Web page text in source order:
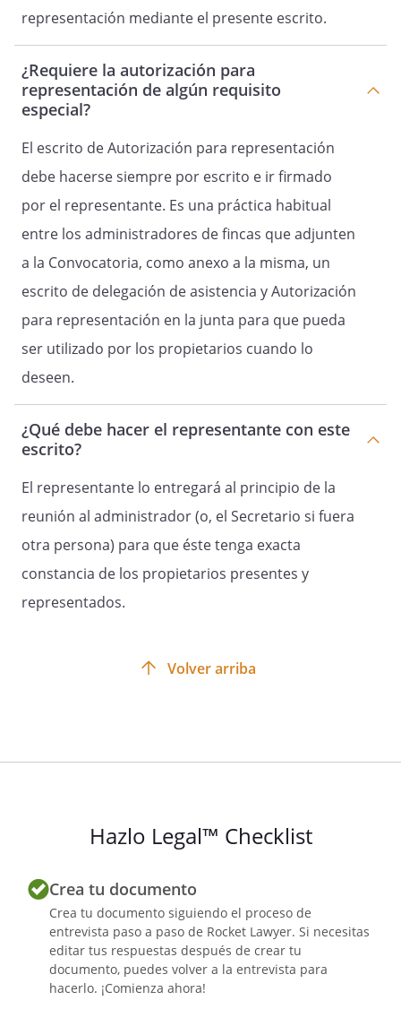
representación mediante el presente escrito.
¿Requiere la autorización para
representación de algún requisito
especial?
El escrito de Autorización para representación
debe hacerse siempre por escrito e ir firmado
por el representante. Es una práctica habitual
entre los administradores de fincas que adjunten
a la Convocatoria, como anexo a la misma, un
escrito de delegación de asistencia y Autorización
para representación en la junta para que pueda
ser utilizado por los propietarios cuando lo
deseen.
¿Qué debe hacer el representante con este
escrito?
El representante lo entregará al principio de la
reunión al administrador (o, el Secretario si fuera
otra persona) para que éste tenga exacta
constancia de los propietarios presentes y
representados.
Volver arriba
Hazlo Legal™ Checklist
Crea tu documento
Crea tu documento siguiendo el proceso de
entrevista paso a paso de Rocket Lawyer. Si necesitas
editar tus respuestas después de crear tu
documento, puedes volver a la entrevista para
hacerlo. ¡Comienza ahora!